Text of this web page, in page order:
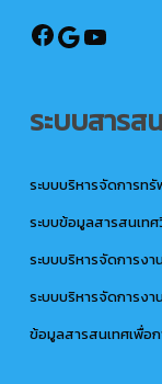
Google
ระบบสารส
ระบบบริหารจัดการท
ระบบข้อมูลสารสนเท
ระบบบริหารจัดการง
ระบบบริหารจัดการง
ข้อมูลสารสนเทศเพื่อ